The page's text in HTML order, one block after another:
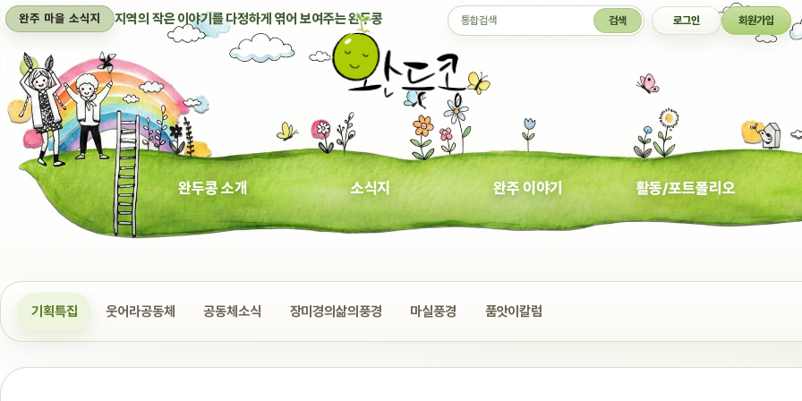
완주 마을 소식지 지역의 작은 이야기를 다정하게 엮어 보여주는 완두콩 통합검색 검색 로그인 회원가입
완두콩 소개 소식지 완주 이야기 활동/포트폴리오
기획특집 웃어라공동체 공동체소식 장미경의삶의풍경 마실풍경 품앗이칼럼